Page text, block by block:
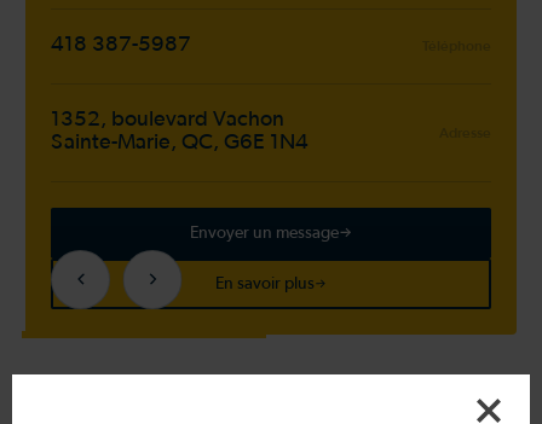
418 387-5987
1352, boulevard Vachon
Sainte-Marie, QC, G6E 1N4
Envoyer un message
En savoir plus